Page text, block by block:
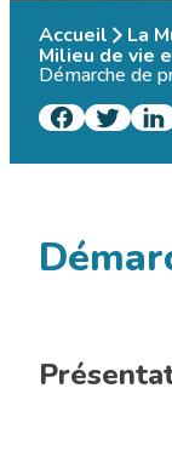
Accueil La
Milieu de vie
Démarche de